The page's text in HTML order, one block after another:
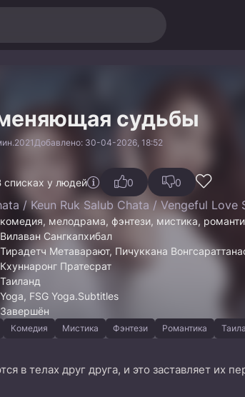
судьбы
2021 Добавлено: 30-04-2026, 18:52
списках у людей 0 0
/ Keun Ruk Salub Chata / Vengeful Love
комедия, мелодрама, фэнтези, мистика,
Вилаван Сангкапхибал
Тирадетч Метаварают, Пичуккана
Кхуннаронг Пратесрат
Таиланд
Yoga, FSG Yoga.Subtitles
Завершён
Комедия Мистика Фэнтези Романтика
в телах друг друга, и это заставляет их